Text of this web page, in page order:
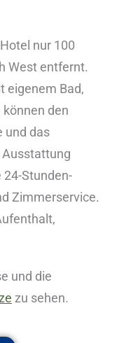
nur 100
West entfernt.
eigenem Bad,
können den
und das
Ausstattung
24-Stunden-
Zimmerservice.
und die
zu sehen.